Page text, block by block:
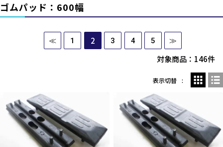
ゴムパッド：600幅
≪ 1 2 3 4 5 ≫
対象商品：146件
表示切替